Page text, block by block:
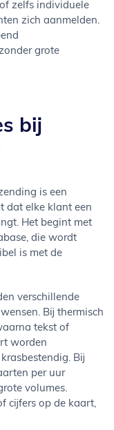
zelfs individuele
zich aanmelden.
grote
bij
is een
dat elke klant een
Het begint met
die wordt
is met de
verschillende
Bij thermisch
tekst of
worden
Bij
per uur
volumes.
cijfers op de kaart,